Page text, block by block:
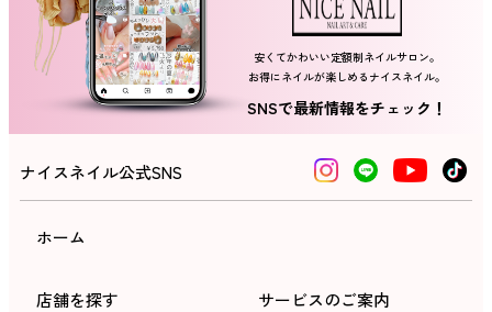
採用情報
ネイルスクール
安くてかわいい定額制ネイルサロン。
お得にネイルが楽しめるナイスネイル。
SNSで最新情報をチェック！
ナイスネイル公式SNS
ホーム
店舗を探す サービスのご案内